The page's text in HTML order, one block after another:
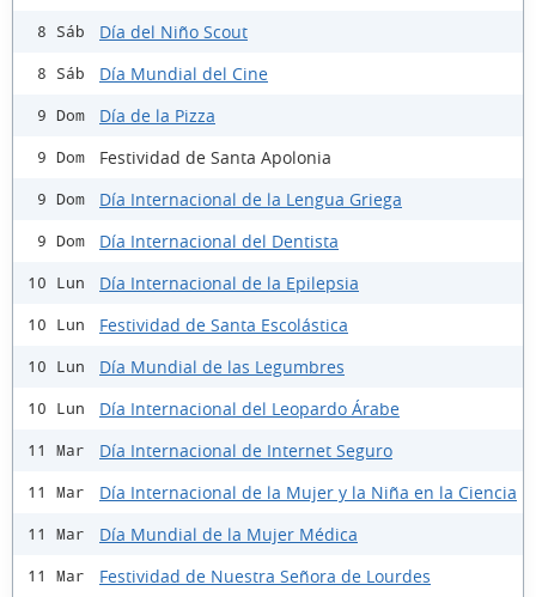
8 Sáb Día del Niño Scout
8 Sáb Día Mundial del Cine
9 Dom Día de la Pizza
9 Dom Festividad de Santa Apolonia
9 Dom Día Internacional de la Lengua Griega
9 Dom Día Internacional del Dentista
10 Lun Día Internacional de la Epilepsia
10 Lun Festividad de Santa Escolástica
10 Lun Día Mundial de las Legumbres
10 Lun Día Internacional del Leopardo Árabe
11 Mar Día Internacional de Internet Seguro
11 Mar Día Internacional de la Mujer y la Niña en la Ciencia
11 Mar Día Mundial de la Mujer Médica
11 Mar Festividad de Nuestra Señora de Lourdes